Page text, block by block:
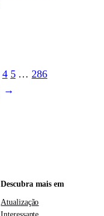
4 5 … 286
→
Descubra mais em
Atualização